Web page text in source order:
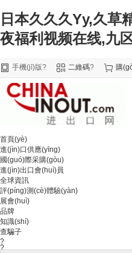
日本久久久Yy,久草
夜福利视频在线,九
手機(jī)版? 二維碼? 購
首頁(yè)
進(jìn)口供應(yīng)
國(guó)際采購(gòu)
進(jìn)出口會(huì)員
全球資訊
評(píng)測(cè)體驗(yàn)
展會(huì)
品牌
知識(shí)
查騙子
?
?